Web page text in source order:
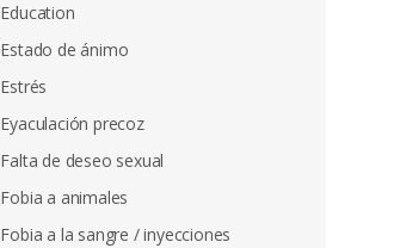
Education
Estado de ánimo
Estrés
Eyaculación precoz
Falta de deseo sexual
Fobia a animales
Fobia a la sangre / inyecciones